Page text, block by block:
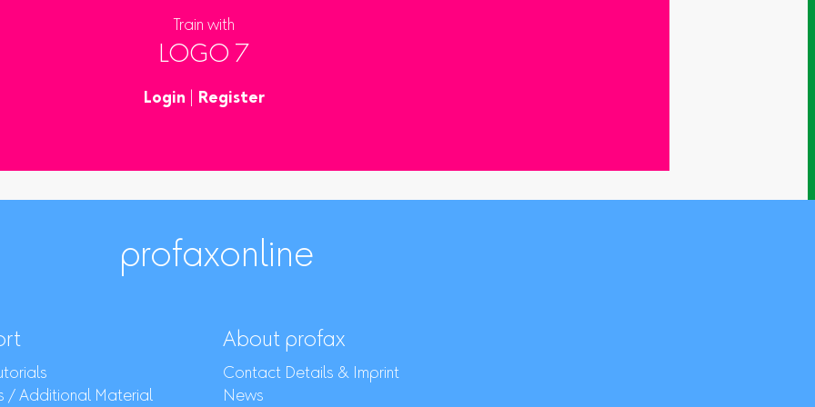
Train with
LOGO 7
Login Register
profaxonline
/ Additional Material
About profax
Contact Details & Imprint
News